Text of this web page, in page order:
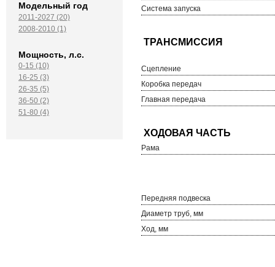
Модельный год
2011-2027 (20)
2008-2010 (1)
Мощность, л.с.
0-15 (10)
16-25 (3)
26-35 (5)
36-50 (2)
51-80 (4)
Система запуска
Сцепление
Коробка передач
Главная передача
Рама
Передняя подвеска
Диаметр труб, мм
Ход, мм